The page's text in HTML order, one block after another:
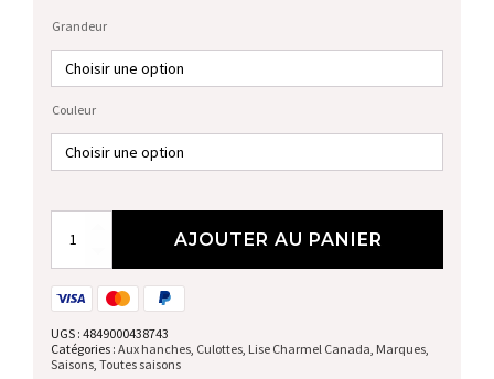
Grandeur
Couleur
hanches
AJOUTER AU PANIER
UGS : 4849000438743
Catégories : Aux hanches, Culottes, Lise Charmel Canada, Marques,
Saisons, Toutes saisons